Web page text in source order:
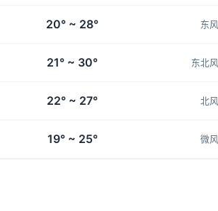
20° ~ 28° 东风
21° ~ 30° 东北风
22° ~ 27° 北风
19° ~ 25° 微风